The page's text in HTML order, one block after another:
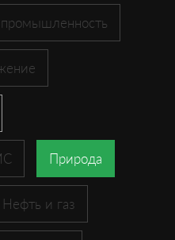
Природа
Нефть и газ